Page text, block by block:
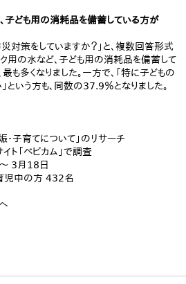
子ども用の消耗品を備蓄している方が
災対策をしていますか？」と、複数回答形式
用の水など、子ども用の消耗品を備蓄して
も多くなりました。一方で、「特に子どもの
いう方も、同数の37.9％となりました。
子育てについて」のリサーチ
ト「ベビカム」で調査
3月18日
児中の方 432名